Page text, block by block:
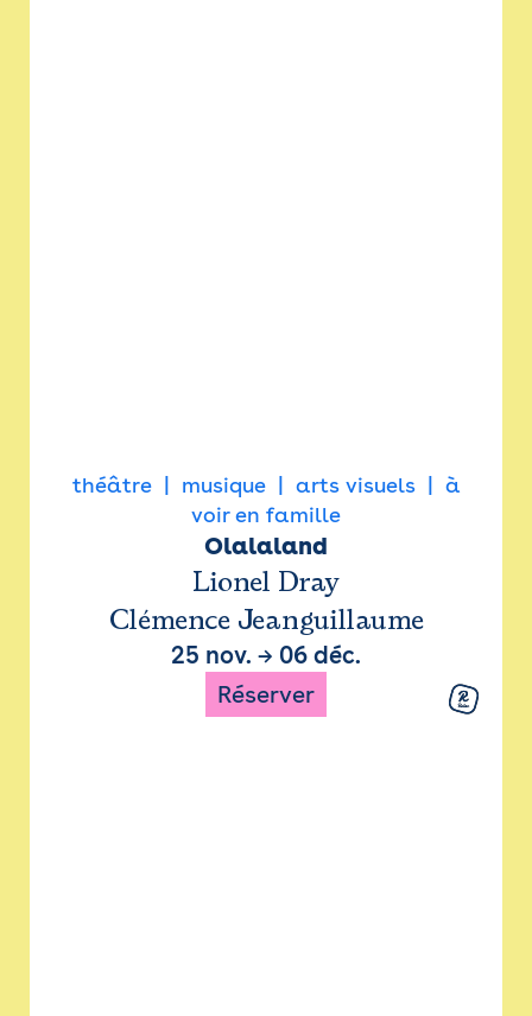
théâtre musique arts visuels
à
voir en famille
Olalaland
Lionel Dray
Clémence Jeanguillaume
25 nov. → 06 déc.
Réserver